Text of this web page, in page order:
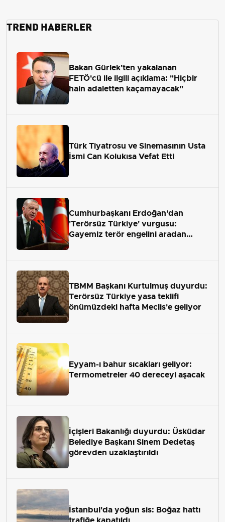
TREND HABERLER
Bakan Gürlek'ten yakalanan
FETÖ'cü ile ilgili açıklama: "Hiçbir
hain adaletten kaçamayacak"
Türk Tiyatrosu ve Sinemasının Usta
İsmi Can Kolukısa Vefat Etti
Cumhurbaşkanı Erdoğan'dan
'Terörsüz Türkiye' vurgusu:
Gayemiz terör engelini aradan
TBMM Başkanı Kurtulmuş duyurdu:
Terörsüz Türkiye yasa teklifi
önümüzdeki hafta Meclis'e geliyor
Eyyam-ı bahur sıcakları geliyor:
Termometreler 40 dereceyi aşacak
İçişleri Bakanlığı duyurdu: Üsküdar
Belediye Başkanı Sinem Dedetaş
görevden uzaklaştırıldı
İstanbul'da yoğun sis: Boğaz hattı